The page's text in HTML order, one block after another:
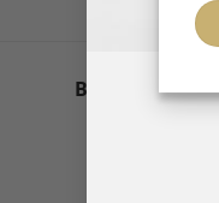
Beschrijving